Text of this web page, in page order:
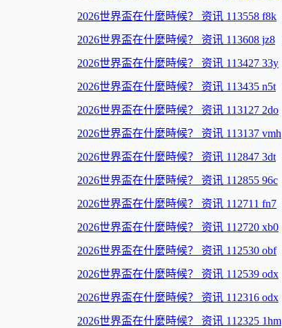
2026世界盃在什麼時候？ 资讯 113558 f8k
2026世界盃在什麼時候？ 资讯 113608 jz8
2026世界盃在什麼時候？ 资讯 113427 33y
2026世界盃在什麼時候？ 资讯 113435 n5t
2026世界盃在什麼時候？ 资讯 113127 2do
2026世界盃在什麼時候？ 资讯 113137 vmh
2026世界盃在什麼時候？ 资讯 112847 3dt
2026世界盃在什麼時候？ 资讯 112855 96c
2026世界盃在什麼時候？ 资讯 112711 fn7
2026世界盃在什麼時候？ 资讯 112720 xb0
2026世界盃在什麼時候？ 资讯 112530 obf
2026世界盃在什麼時候？ 资讯 112539 odx
2026世界盃在什麼時候？ 资讯 112316 odx
2026世界盃在什麼時候？ 资讯 112325 1hm